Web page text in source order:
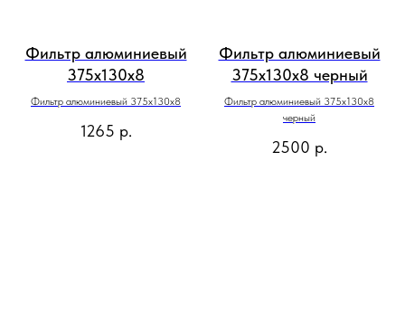
Фильтр алюминиевый
375x130х8
Фильтр алюминиевый 375x130х8
1265 р.
Фильтр алюминиевый
375x130х8 черный
Фильтр алюминиевый 375x130х8
черный
2500 р.